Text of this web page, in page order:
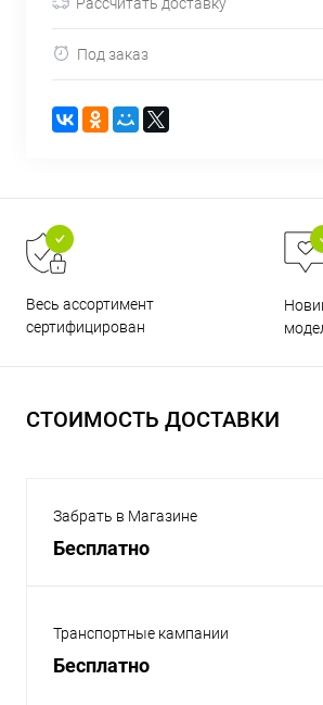
Под заказ
Весь ассортимент
сертифицирован
СТОИМОСТЬ ДОСТАВКИ
Забрать в Магазине
Бесплатно
Транспортные кампании
Бесплатно
недели
8 800 302-02-51